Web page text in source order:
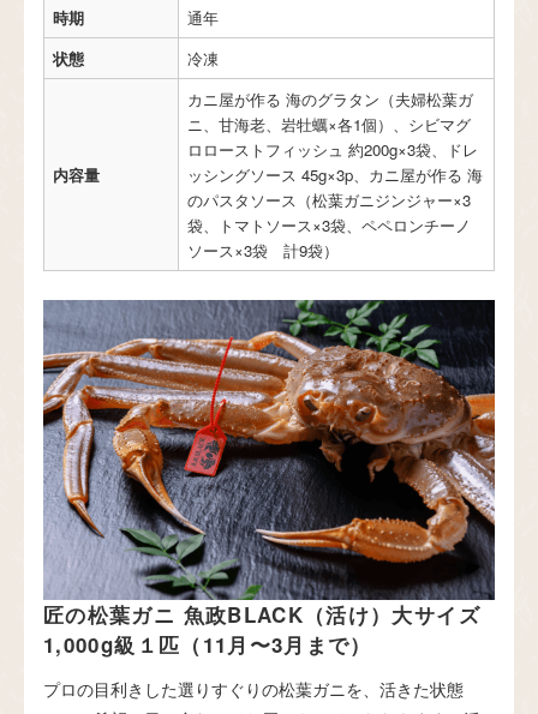
時期
通年
状態
冷凍
内容量
カニ屋が作る 海のグラタン（夫婦松葉ガ
ニ、甘海老、岩牡蠣×各1個）、シビマグ
ロローストフィッシュ 約200g×3袋、ドレ
ッシングソース 45g×3p、カニ屋が作る 海
のパスタソース（松葉ガニジンジャー×3
袋、トマトソース×3袋、ペペロンチーノ
ソース×3袋 計9袋）
匠の松葉ガニ 魚政BLACK（活け）大サイズ
1,000g級１匹（11月〜3月まで）
プロの目利きした選りすぐりの松葉ガニを、活きた状態